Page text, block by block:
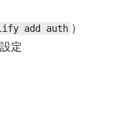
add auth ）
定